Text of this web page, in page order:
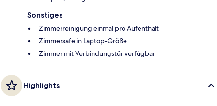
Sonstiges
Zimmerreinigung einmal pro Aufenthalt
Zimmersafe in Laptop-Größe
Zimmer mit Verbindungstür verfügbar
Highlights